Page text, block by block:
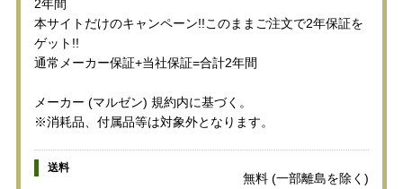
2年間
本サイトだけのキャンペーン!!このままご注文で2年保証を
ゲット!!
通常メーカー保証+当社保証=合計2年間
メーカー (マルゼン) 規約内に基づく。
※消耗品、付属品等は対象外となります。
送料
無料 (一部離島を除く)